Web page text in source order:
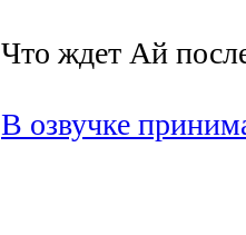
Что ждет Ай
В озвучке